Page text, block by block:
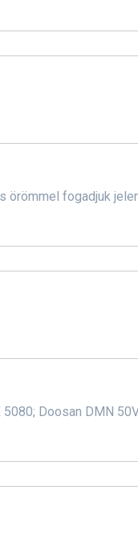
fogadjuk
Doosan DMN